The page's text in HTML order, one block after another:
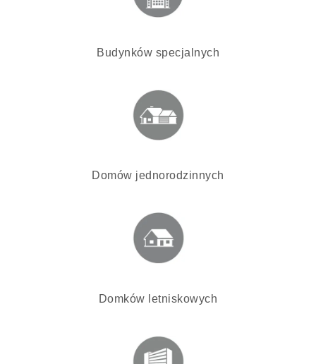
Budynków specjalnych
Domów jednorodzinnych
Domków letniskowych